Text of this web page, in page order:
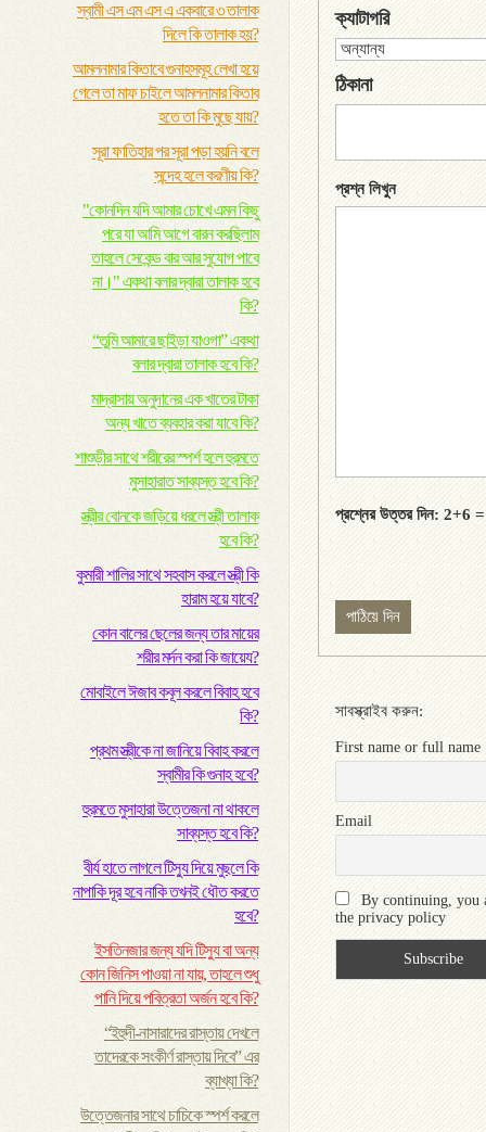
স্বামী এস এম এস এ একবারে ৩ তালাক
দিলে কি তালাক হয়?
আমলনামার কিতাবে গুনাহসমূহ লেখা হয়ে
গেলে তা মাফ চাইলে আমলনামার কিতাব
হতে তা কি মুছে যায়?
সূরা ফাতিহার পর সূরা পড়া হয়নি বলে
সন্দেহ হলে করণীয় কি?
"কোনদিন যদি আমার চোখে এমন কিছু
পরে যা আমি আগে বারন করছিলাম
তাহলে সেকেন্ড বার আর সুযোগ পাবে
না।" একথা বলার দ্বারা তালাক হবে
কি?
“তুমি আমারে ছাইড়া যাওগা” একথা
বলার দ্বারা তালাক হবে কি?
মাদ্রাসায় অনুদানের এক খাতের টাকা
অন্য খাতে ব্যবহার করা যাবে কি?
শাশুড়ীর সাথে শরীরের স্পর্শ হলে হুরমতে
মুসাহারাত সাব্যস্ত হবে কি?
স্ত্রীর বোনকে জড়িয়ে ধরলে স্ত্রী তালাক
হবে কি?
কুমারী শালির সাথে সহবাস করলে স্ত্রী কি
হারাম হয়ে যাবে?
কোন বালের ছেলের জন্য তার মায়ের
শরীর মর্দন করা কি জায়েয?
মোবাইলে ঈজাব কবূল করলে বিবাহ হবে
কি?
প্রথম স্ত্রীকে না জানিয়ে বিবাহ করলে
স্বামীর কি গুনাহ হবে?
হুরমতে মুসাহারা উত্তেজনা না থাকলে
সাব্যস্ত হবে কি?
বীর্য হাতে লাগলে টিস্যু দিয়ে মুছলে কি
নাপাকি দূর হবে নাকি তখনই ধৌত করতে
হবে?
ইসতিনজার জন্য যদি টিস্যু বা অন্য
কোন জিনিস পাওয়া না যায়, তাহলে শুধু
পানি দিয়ে পবিত্রতা অর্জন হবে কি?
“ইহুদী-নাসারাদের রাস্তায় দেখলে
তাদেরকে সংকীর্ণ রাস্তায় দিবে” এর
ব্যাখ্যা কি?
উত্তেজনার সাথে চাচিকে স্পর্শ করলে
ক্যাটাগরি
ঠিকানা
প্রশ্ন লিখুন
প্রশ্নের উত্তর দিন: 2+6 =
সাবস্ক্রাইব করুন:
First name or full name
Email
By continuing, you
the privacy policy